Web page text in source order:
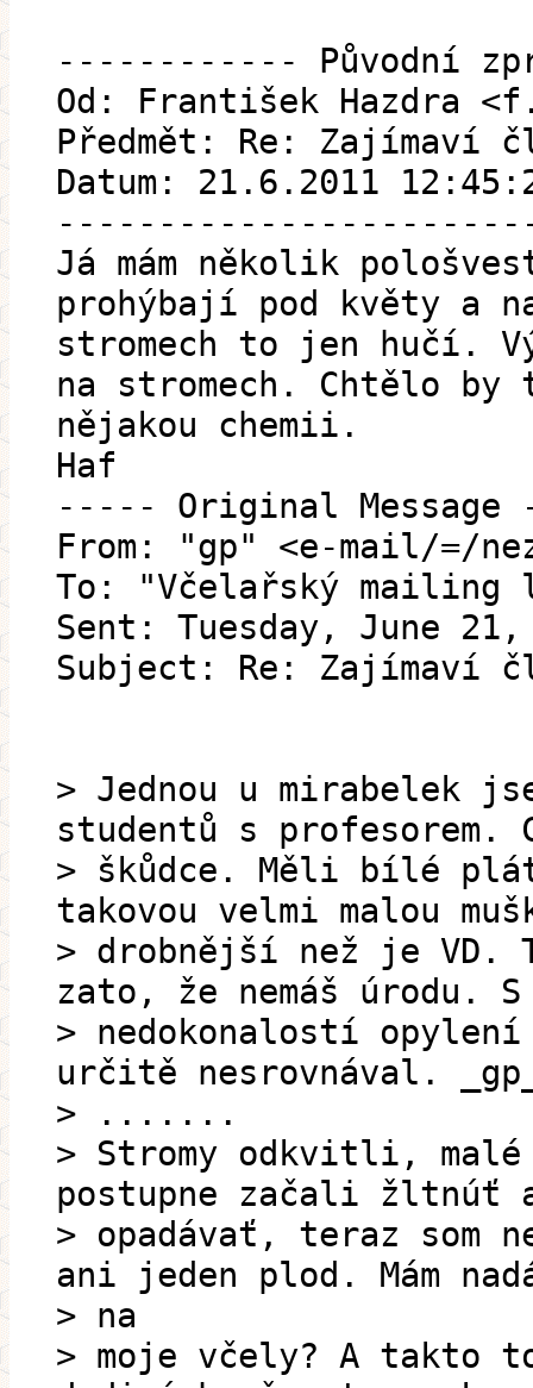
------------ Původní
Od: František Hazdra
Předmět: Re: Zajímaví
Datum: 21.6.2011
Já mám několik
prohýbají pod květy a
stromech to jen hučí.
na stromech. Chtělo by
nějakou chemii.
Haf
----- Original
From: "gp" <e-mail/=/
To: "Včelařský
Sent: Tuesday, June 21,
Subject: Re: Zajímaví
> Jednou u mirabelek
studentů s profesorem.
> škůdce. Měli bílé
takovou velmi malou
> drobnější než je VD.
zato, že nemáš úrodu. S
> nedokonalostí
určitě nesrovnával.
> .......
> Stromy odkvitli,
postupne začali žltnúť
> opadávať, teraz som
ani jeden plod. Mám
> na
> moje včely? A takto